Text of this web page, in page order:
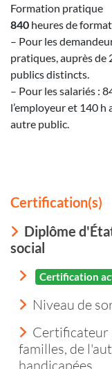
Formation pratique
840 heures de
– Pour les
pratiques, auprès
publics distincts.
– Pour les salariés :
l’employeur et 140 h
autre public.
Certification(s)
Diplôme
social
Certification
Niveau de
Certificateur
familles, de
handicapées